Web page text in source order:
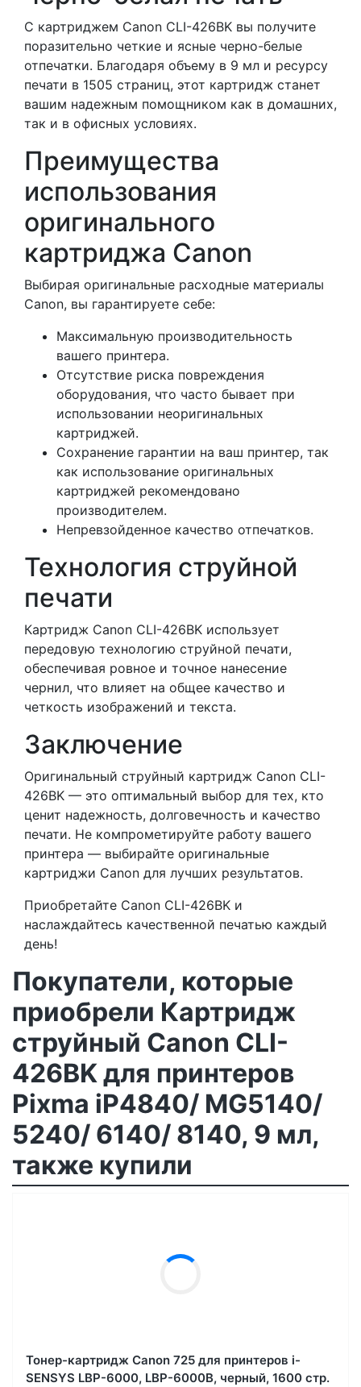
С картриджем Canon CLI-426BK вы получите
поразительно четкие и ясные черно-белые
отпечатки. Благодаря объему в 9 мл и ресурсу
печати в 1505 страниц, этот картридж станет
вашим надежным помощником как в домашних,
так и в офисных условиях.
Преимущества
использования
оригинального
картриджа Canon
Выбирая оригинальные расходные материалы
Canon, вы гарантируете себе:
Максимальную производительность
вашего принтера.
Отсутствие риска повреждения
оборудования, что часто бывает при
использовании неоригинальных
картриджей.
Сохранение гарантии на ваш принтер, так
как использование оригинальных
картриджей рекомендовано
производителем.
Непревзойденное качество отпечатков.
Технология струйной
печати
Картридж Canon CLI-426BK использует
передовую технологию струйной печати,
обеспечивая ровное и точное нанесение
чернил, что влияет на общее качество и
четкость изображений и текста.
Заключение
Оригинальный струйный картридж Canon CLI-
426BK — это оптимальный выбор для тех, кто
ценит надежность, долговечность и качество
печати. Не компрометируйте работу вашего
принтера — выбирайте оригинальные
картриджи Canon для лучших результатов.
Приобретайте Canon CLI-426BK и
наслаждайтесь качественной печатью каждый
день!
Покупатели, которые
приобрели Картридж
струйный Canon CLI-
426BK для принтеров
Pixma iP4840/ MG5140/
5240/ 6140/ 8140, 9 мл,
также купили
Тонер-картридж Canon 725 для принтеров i-
SENSYS LBP-6000, LBP-6000B, черный, 1600 стр.